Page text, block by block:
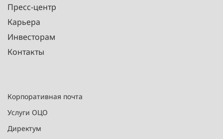
Пресс-центр
Карьера
Инвесторам
Контакты
Корпоративная почта
Услуги ОЦО
Директум